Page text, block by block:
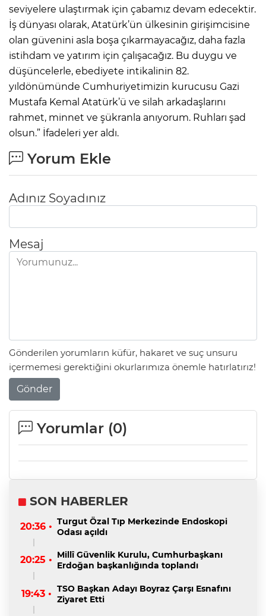
seviyelere ulaştırmak için çabamız devam edecektir.
İş dünyası olarak, Atatürk’ün ülkesinin girişimcisine
olan güvenini asla boşa çıkarmayacağız, daha fazla
istihdam ve yatırım için çalışacağız. Bu duygu ve
düşüncelerle, ebediyete intikalinin 82.
yıldönümünde Cumhuriyetimizin kurucusu Gazi
Mustafa Kemal Atatürk’ü ve silah arkadaşlarını
rahmet, minnet ve şükranla anıyorum. Ruhları şad
olsun.” İfadeleri yer aldı.
Yorum Ekle
Adınız Soyadınız
Mesaj
Gönderilen yorumların küfür, hakaret ve suç unsuru
içermemesi gerektiğini okurlarımıza önemle hatırlatırız!
Gönder
Yorumlar (0)
SON HABERLER
20:36 • Turgut Özal Tıp Merkezinde Endoskopi
Odası açıldı
20:25 • Millî Güvenlik Kurulu, Cumhurbaşkanı
Erdoğan başkanlığında toplandı
19:43 • TSO Başkan Adayı Boyraz Çarşı Esnafını
Ziyaret Etti